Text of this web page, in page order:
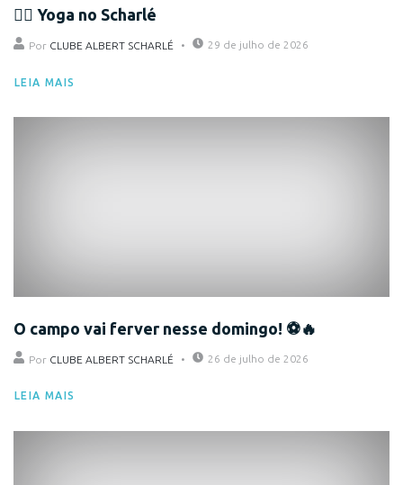
🧘‍♀️ Yoga no Scharlé
Por CLUBE ALBERT SCHARLÉ 29 de julho de 2026
LEIA MAIS
Eventos
O campo vai ferver nesse domingo! ⚽🔥
Por CLUBE ALBERT SCHARLÉ 26 de julho de 2026
LEIA MAIS
Eventos